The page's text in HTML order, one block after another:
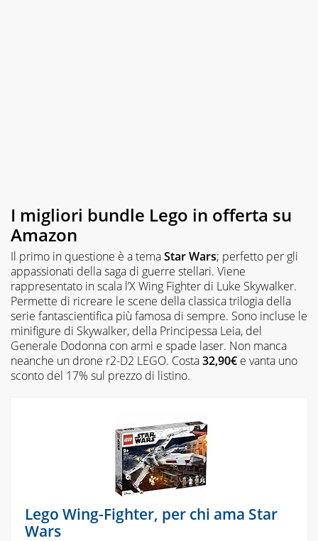
I migliori bundle Lego in offerta su
Amazon
Il primo in questione è a temaStar Wars; perfetto per gli
appassionati della saga di guerre stellari. Viene
rappresentato in scala l’X Wing Fighter di Luke Skywalker.
Permette di ricreare le scene della classica trilogia della
serie fantascientifica più famosa di sempre. Sono incluse le
minifigure di Skywalker, della Principessa Leia, del
Generale Dodonna con armi e spade laser. Non manca
neanche un drone r2-D2 LEGO. Costa32,90€ e vanta uno
sconto del 17% sul prezzo di listino.
Lego Wing-Fighter, per chi ama Star
Wars